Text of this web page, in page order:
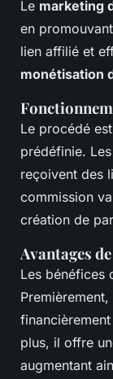
Le marketing
en
lien affilié et
monétisation
Le procédé
prédéfinie.
reçoivent des
commission
création de
Avantages
Les bénéfices
plus, il offre
augmentant